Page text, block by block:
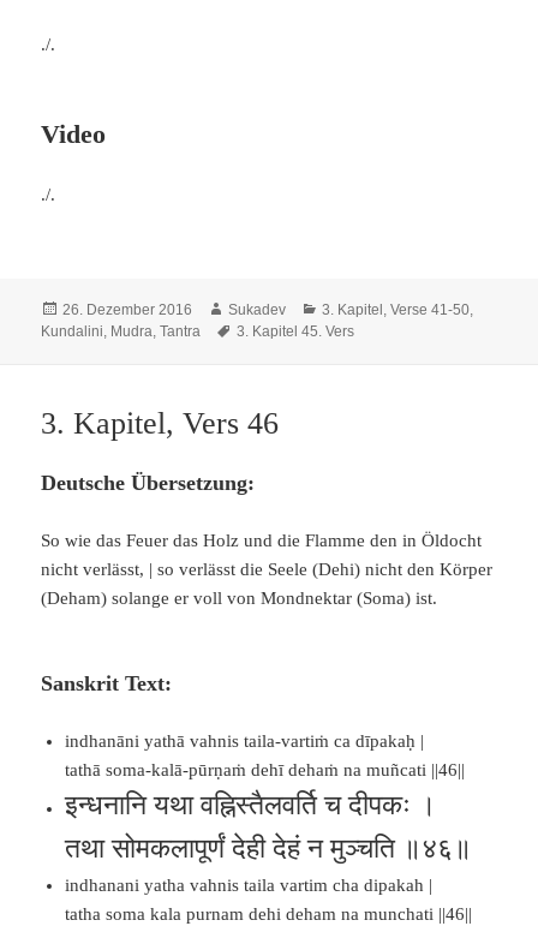
./.
Video
./.
Veröffentlicht
am
26. Dezember 2016 Autor
Sukadev Kategorien
3. Kapitel, Verse 41-50,
Kundalini, Mudra, Tantra
Schlagwörter
3. Kapitel 45. Vers
3. Kapitel, Vers 46
Deutsche Übersetzung:
So wie das Feuer das Holz und die Flamme den in Öldocht
nicht verlässt, | so verlässt die Seele (Dehi) nicht den Körper
(Deham) solange er voll von Mondnektar (Soma) ist.
Sanskrit Text:
indhanāni yathā vahnis taila-vartiṁ ca dīpakaḥ |
tathā soma-kalā-pūrṇaṁ dehī dehaṁ na muñcati ||46||
इन्धनानि यथा वह्निस्तैलवर्ति च दीपकः ।
तथा सोमकलापूर्णं देही देहं न मुञ्चति ॥४६॥
indhanani yatha vahnis taila vartim cha dipakah |
tatha soma kala purnam dehi deham na munchati ||46||